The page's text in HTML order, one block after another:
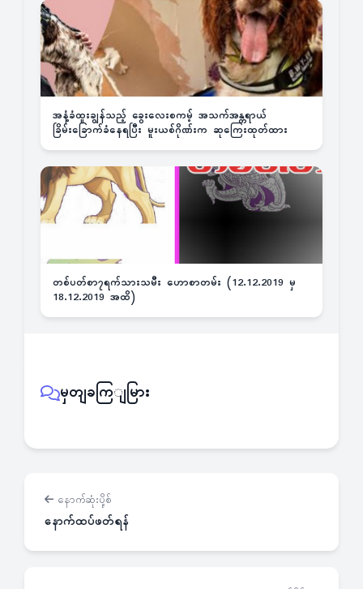
အနံ့ခံထူးချွန်သည့် ခွေးလေးစကမ့် အသက်အန္တရာယ်
ခြိမ်းခြောက်ခံနေရပြီး မူးယစ်ဂိုဏ်းက ဆုကြေးထုတ်ထား
တစ်ပတ်စာ၇ရက်သားသမီး ဟောစာတမ်း (12.12.2019 မှ
18.12.2019 အထိ)
မှတျခကြျမြား
နောက်ဆုံးပို့စ်
နောက်ထပ်ဖတ်ရန်